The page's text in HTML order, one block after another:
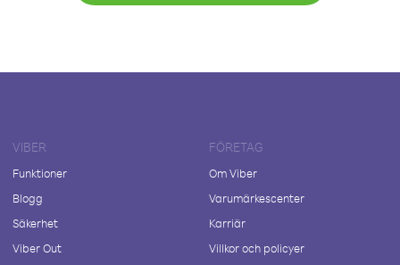
VIBER
Funktioner
Blogg
Säkerhet
Viber Out
FÖRETAG
Om Viber
Varumärkescenter
Karriär
Villkor och policyer